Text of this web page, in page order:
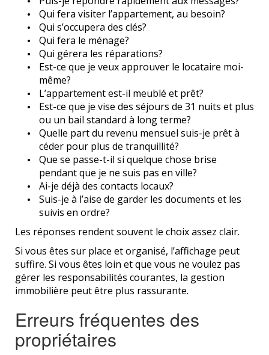
Qui fera visiter l’appartement, au besoin?
Qui s’occupera des clés?
Qui fera le ménage?
Qui gérera les réparations?
Est-ce que je veux approuver le locataire moi-
même?
L’appartement est-il meublé et prêt?
Est-ce que je vise des séjours de 31 nuits et plus
ou un bail standard à long terme?
Quelle part du revenu mensuel suis-je prêt à
céder pour plus de tranquillité?
Que se passe-t-il si quelque chose brise
pendant que je ne suis pas en ville?
Ai-je déjà des contacts locaux?
Suis-je à l’aise de garder les documents et les
suivis en ordre?
Les réponses rendent souvent le choix assez clair.
Si vous êtes sur place et organisé, l’affichage peut
suffire. Si vous êtes loin et que vous ne voulez pas
gérer les responsabilités courantes, la gestion
immobilière peut être plus rassurante.
Erreurs fréquentes des
propriétaires